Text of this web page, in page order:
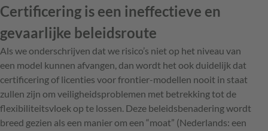
Certificering is een ineffectieve en
gevaarlijke beleidsroute
Als we onderschrijven dat we risico’s niet op het niveau van
een model kunnen afvangen, dan wordt het ook duidelijk dat
certificering of licenties voor frontier-modellen nooit in staat
zullen zijn om veiligheidsproblemen met betrekking tot de
flexibiliteitsvloek op te lossen. Deze beleidsbenadering wordt
breed gezien als een manier om een “moat” (Nederlands: een